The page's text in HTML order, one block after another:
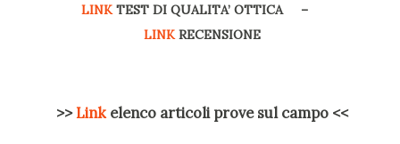
LINKTEST DI QUALITA’ OTTICA –
LINKRECENSIONE
>>Linkelenco articoli prove sul campo <<